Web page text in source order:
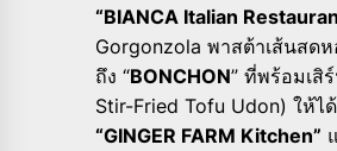
“BIANCA Italian
Gorgonzola พาสต้าเส้นสด
ถึง “BONCHON” ที่พร้อมเสิ
Stir-Fried Tofu Udon) ให้ไ
“GINGER FARM Kitchen”